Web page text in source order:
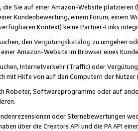
die Sie auf einer Amazon-Website
Kundenbewertung, einem Forum, einem
Kontext) keine Partner-Links
den Vergütungskatalog zu umgehen
Amazon-Website im Browser eines
Internetverkehr (Traffic) oder
mit Hilfe von auf den Computern der
Roboter, Softwareprogramme oder auf
oder Sternebewertungen
über die Creators API und die PA API